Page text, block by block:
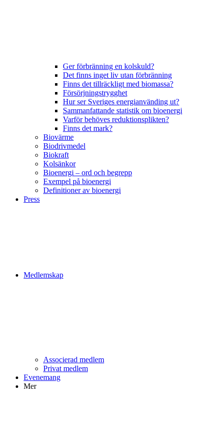
Ger förbränning en kolskuld?
Det finns inget liv utan förbränning
Finns det tillräckligt med biomassa?
Försörjningstrygghet
Hur ser Sveriges energianvänding ut?
Sammanfattande statistik om bioenergi
Varför behöves reduktionsplikten?
Finns det mark?
Biovärme
Biodrivmedel
Biokraft
Kolsänkor
Bioenergi – ord och begrepp
Exempel på bioenergi
Definitioner av bioenergi
Press
Medlemskap
Associerad medlem
Privat medlem
Evenemang
Mer